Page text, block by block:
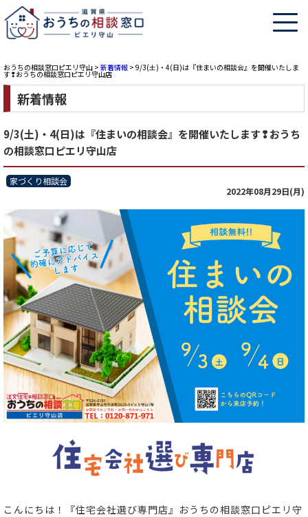
おうちの相談窓口ピエリ守山 > 新着情報 > 9/3(土)・4(日)は『住まいの相談会』を開催いたしま
す❢おうちの相談窓口ピエリ守山店
新着情報
9/3(土)・4(日)は『住まいの相談会』を開催いたします❢おうち
の相談窓口ピエリ守山店
家づくり相談会
2022年08月29日(月)
こんにちは！
『住宅会社選び専門店』おうちの相談窓口ピエリ守